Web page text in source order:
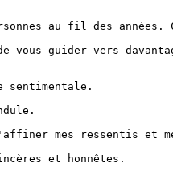
au fil des
vous guider vers
mes ressentis et
et honnêtes.